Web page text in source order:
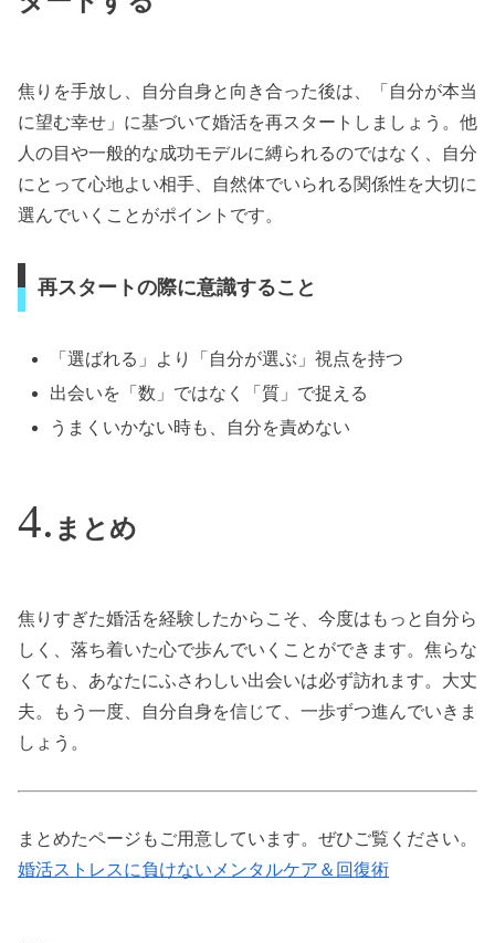
焦りを手放し、自分自身と向き合った後は、「自分が本当
に望む幸せ」に基づいて婚活を再スタートしましょう。他
人の目や一般的な成功モデルに縛られるのではなく、自分
にとって心地よい相手、自然体でいられる関係性を大切に
選んでいくことがポイントです。
再スタートの際に意識すること
「選ばれる」より「自分が選ぶ」視点を持つ
出会いを「数」ではなく「質」で捉える
うまくいかない時も、自分を責めない
まとめ
焦りすぎた婚活を経験したからこそ、今度はもっと自分ら
しく、落ち着いた心で歩んでいくことができます。焦らな
くても、あなたにふさわしい出会いは必ず訪れます。大丈
夫。もう一度、自分自身を信じて、一歩ずつ進んでいきま
しょう。
まとめたページもご用意しています。ぜひご覧ください。
婚活ストレスに負けないメンタルケア＆回復術